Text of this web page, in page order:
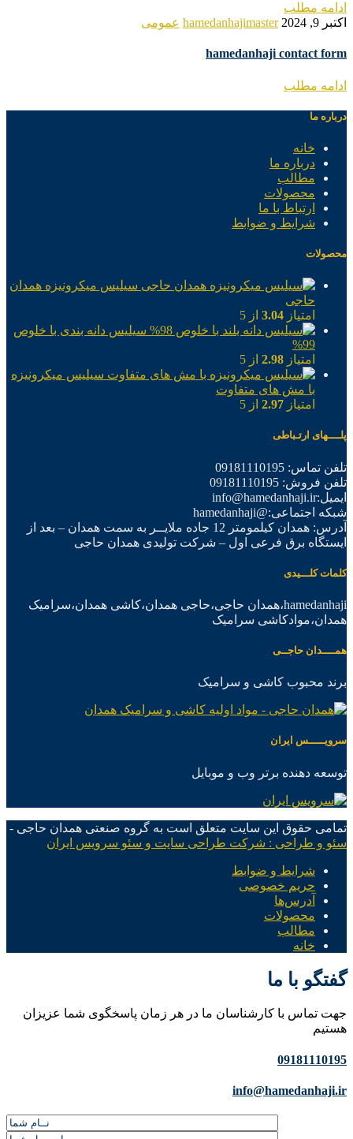
ادامه مطلب
اکتبر 9, 2024
hamedanhajimaster عمومی
hamedanhaji contact form
ادامه مطلب
درباره ما
خانه
درباره ما
مطالب
محصولات
ارتباط با ما
شرایط و ضوابط
محصولات
سیلیس میکرونیزه همدان
حاجی
امتیاز 3.04 از 5
سیلیس دانه بندی با خلوص
99%
امتیاز 2.98 از 5
سیلیس میکرونیزه
با مش های متفاوت
امتیاز 2.97 از 5
پلــــهای ارتـباطی
تلفن تماس: 09181110195
تلفن فروش: 09181110195
ایمیل:info@hamedanhaji.ir
شبکه اجتماعی:@hamedanhaji
آدرس: همدان کیلمومتر 12 جاده ملایــر به سمت همدان – بعد از
ایستگاه برق فرعی اول – شرکت تولیدی همدان حاجی
کلمات کلـــیدی
hamedanhaji،همدان حاجی،حاجی همدان،کاشی همدان،سرامیک
همدان،موادکاشی سرامیک
همــــدان حاجــی
برند محبوب کاشی و سرامیک
سرویـــــس ایران
توسعه دهنده برتر وب و موبایل
تمامی حقوق این سایت متعلق است به گروه صنعتی همدان حاجی -
سئو و طراحی : شرکت طراحی سایت و سئو سرویس ایران
شرایط و ضوابط
حریم خصوصی
آدرس‌ها
محصولات
مطالب
خانه
گفتگو با ما
جهت تماس با کارشناسان ما در هر زمان پاسخگوی شما عزیزان
هستیم
09181110195
info@hamedanhaji.ir